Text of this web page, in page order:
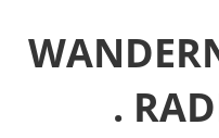
Inhalt
springen
.